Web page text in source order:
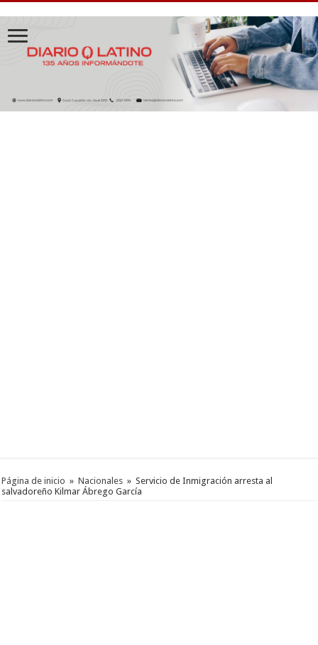
Página de inicio » Nacionales » Servicio de Inmigración arresta al
salvadoreño Kilmar Ábrego García